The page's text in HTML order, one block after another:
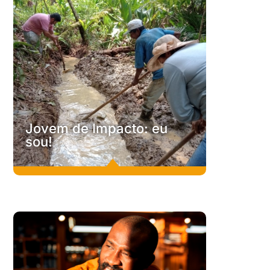
C
It's Now
OIt ‘s Nowé um movimento coletivo feito por pessoas de
todas as idades e por organizações não governamentais,
de vários países.
Conheça
B
Jovem de Impacto: eu
sou!
Jovem de Impacto: eu sou!
Esta premiação nacional ajuda jovens a compartilhar suas
propostas para a construção de um mundo mais justo,
regenerativo e fraterno a partir do compromisso com a